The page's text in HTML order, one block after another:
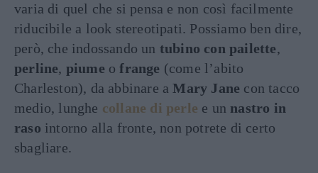
varia di quel che si pensa e non così facilmente
riducibile a look stereotipati. Possiamo ben dire,
però, che indossando un tubino con pailette,
perline, piume ofrange (come l’abito
Charleston), da abbinare aMary Jane con tacco
medio, lunghe collane di perle e un nastro in
raso intorno alla fronte, non potrete di certo
sbagliare.